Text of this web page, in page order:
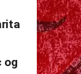
og